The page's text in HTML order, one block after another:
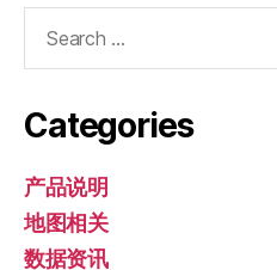
Categories
产品说明
地图相关
数据资讯